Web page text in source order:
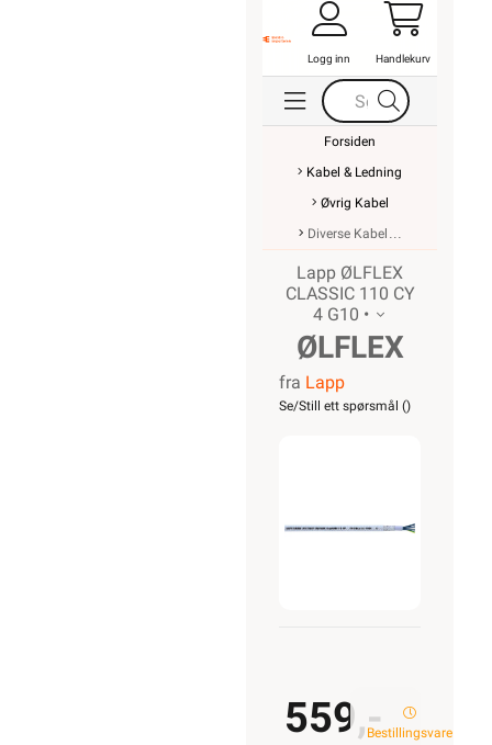
Logg inn Handlekurv
Forsiden
Kabel & Ledning
Øvrig Kabel
Diverse Kabel
Lapp ØLFLEX
CLASSIC 110 CY
4 G10 •
ØLFLEX
CLASSIC
fra Lapp
Se/Still ett spørsmål ()
559,-Bestillingsvare